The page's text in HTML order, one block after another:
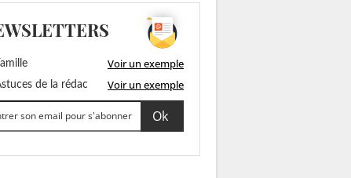
Voir un exemple
de la rédac Voir un exemple